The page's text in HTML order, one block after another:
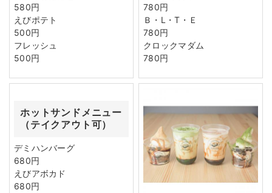
580円
えびポテト
500円
フレッシュ
500円
780円
Ｂ・L・T・Ｅ
780円
クロックマダム
780円
ホットサンドメニュー
（テイクアウト可）
デミハンバーグ
680円
えびアボカド
680円